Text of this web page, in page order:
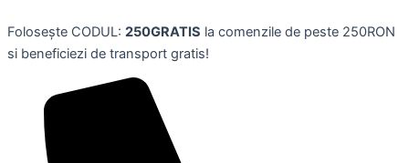
to
content
Folosește CODUL: 250GRATIS la comenzile de peste 250RON
si beneficiezi de transport gratis!
de
tema
Vietii,150
x1500
WEWAYSMILE